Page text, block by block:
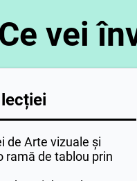
Ce vei
de Arte vizuale și
ramă de tablou prin